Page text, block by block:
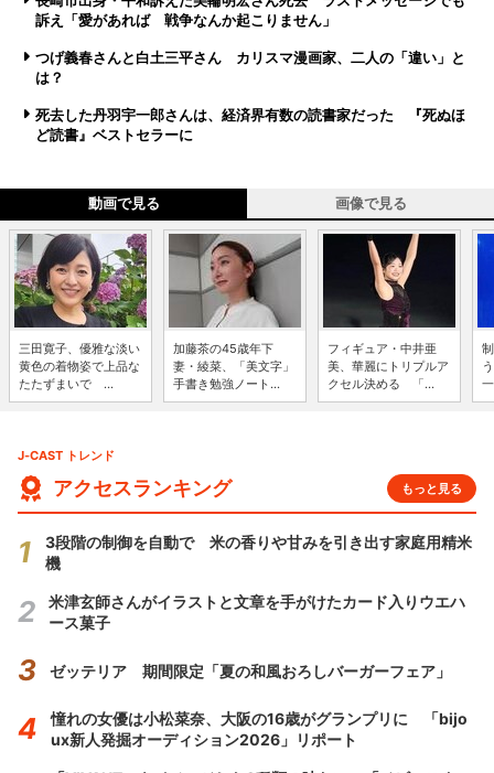
訴え「愛があれば 戦争なんか起こりません」
つげ義春さんと白土三平さん カリスマ漫画家、二人の「違い」と
は？
死去した丹羽宇一郎さんは、経済界有数の読書家だった 『死ぬほ
ど読書』ベストセラーに
動画で見る 画像で見る
三田寛子、優雅な淡い
黄色の着物姿で上品な
たたずまいで ...
加藤茶の45歳年下
妻・綾菜、「美文字」
手書き勉強ノート...
フィギュア・中井亜
美、華麗にトリプルア
クセル決める 「...
J-CAST トレンド
アクセスランキング もっと見る
3段階の制御を自動で 米の香りや甘みを引き出す家庭用精米
機
米津玄師さんがイラストと文章を手がけたカード入りウエハ
ース菓子
ゼッテリア 期間限定「夏の和風おろしバーガーフェア」
憧れの女優は小松菜奈、大阪の16歳がグランプリに 「bijo
ux新人発掘オーディション2026」リポート